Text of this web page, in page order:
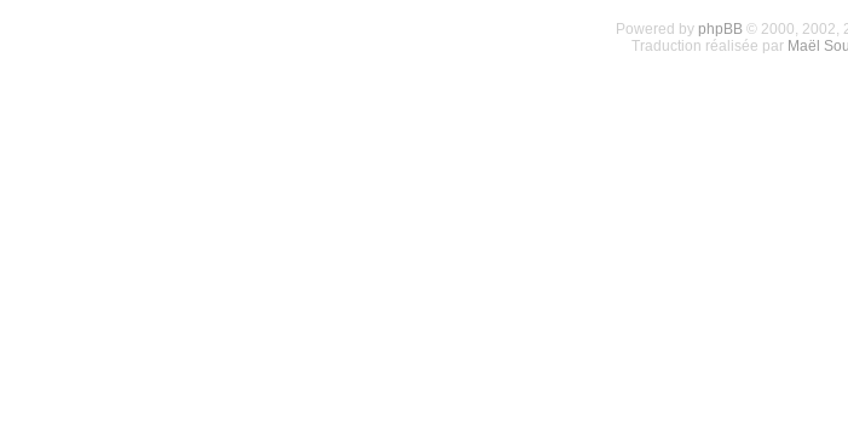
Powered by phpBB© 2000, 2002,
Traduction réalisée par Maël